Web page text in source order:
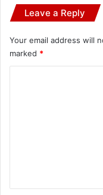
Leave a Reply
Your email address will
marked *